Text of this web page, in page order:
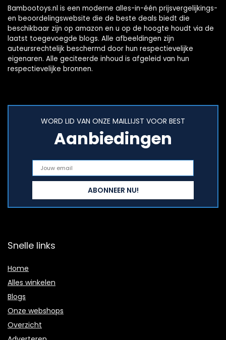
Bambootoys.nl is een moderne alles-in-één prijsvergelijkings-
en beoordelingswebsite die de beste deals biedt die
beschikbaar zijn op amazon en u op de hoogte houdt via de
laatst toegevoegde blogs. Alle afbeeldingen zijn
auteursrechtelijk beschermd door hun respectievelijke
eigenaren. Alle geciteerde inhoud is afgeleid van hun
respectievelijke bronnen.
WORD LID VAN ONZE MAILLIJST VOOR BEST
Aanbiedingen
Snelle links
Home
Alles winkelen
Blogs
Onze webshops
Overzicht